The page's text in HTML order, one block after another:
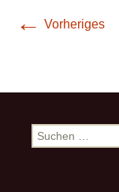
← Vorheriges
Suchen
nach: